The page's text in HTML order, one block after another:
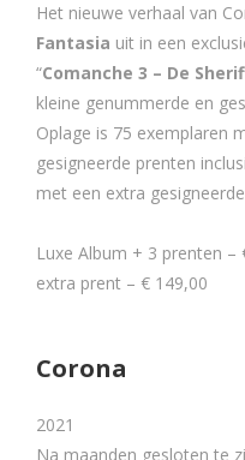
Het nieuwe verhaal van
Fantasia uit in een
“Comanche 3 – De
kleine genummerde en
Oplage is 75 exemplaren
gesigneerde prenten
met een extra
Luxe Album + 3 prenten
extra prent – € 149,00
Corona
2021
Na maanden gesloten te